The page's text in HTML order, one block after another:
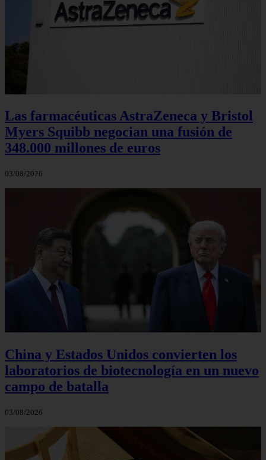
Las farmacéuticas AstraZeneca y Bristol
Myers Squibb negocian una fusión de
348.000 millones de euros
03/08/2026
China y Estados Unidos convierten los
laboratorios de biotecnología en un nuevo
campo de batalla
03/08/2026